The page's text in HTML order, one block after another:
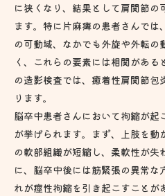
に狭くなり、結果として肩関節の
ます。特に片麻痺の患者さんで
の可動域、なかでも外旋や外転の
く、これらの要素には相関があ
の造影検査では、癒着性肩関節
ります。
脳卒中患者さんにおいて拘縮が起
が挙げられます。まず、上肢を動
の軟部組織が短縮し、柔軟性が失
に、脳卒中後には筋緊張の異常
れが痙性拘縮を引き起こすことが